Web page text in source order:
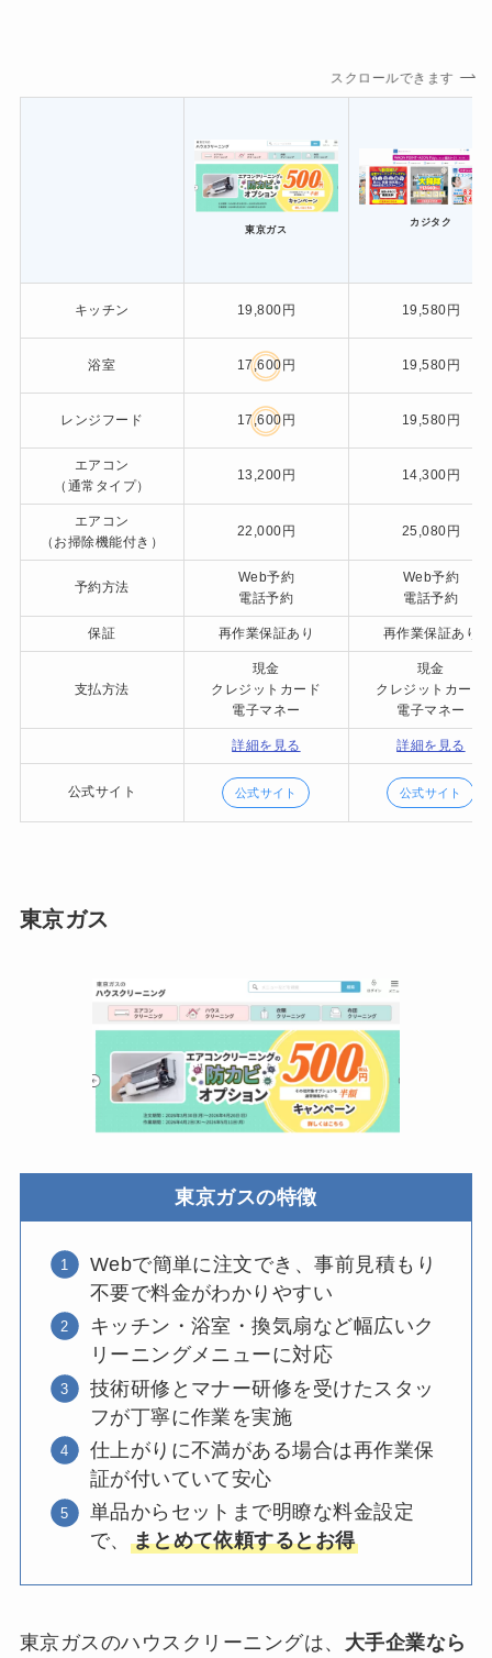
スクロールできます
東京ガス
カジタク
キッチン 19,800円 19,580円
浴室 17,600円 19,580円
レンジフード 17,600円 19,580円
エアコン
（通常タイプ）
13,200円 14,300円
エアコン
（お掃除機能付き）
22,000円 25,080円
予約方法
Web予約
電話予約
Web予約
電話予約
保証 再作業保証あり 再作業保証あり
支払方法
現金
クレジットカード
電子マネー
現金
クレジットカード
電子マネー
詳細を見る 詳細を見る
公式サイト 公式サイト 公式サイト
東京ガス
東京ガスの特徴
Webで簡単に注文でき、事前見積もり
不要で料金がわかりやすい
キッチン・浴室・換気扇など幅広いク
リーニングメニューに対応
技術研修とマナー研修を受けたスタッ
フが丁寧に作業を実施
仕上がりに不満がある場合は再作業保
証が付いていて安心
単品からセットまで明瞭な料金設定
で、 まとめて依頼するとお得
東京ガスのハウスクリーニングは、 大手企業なら